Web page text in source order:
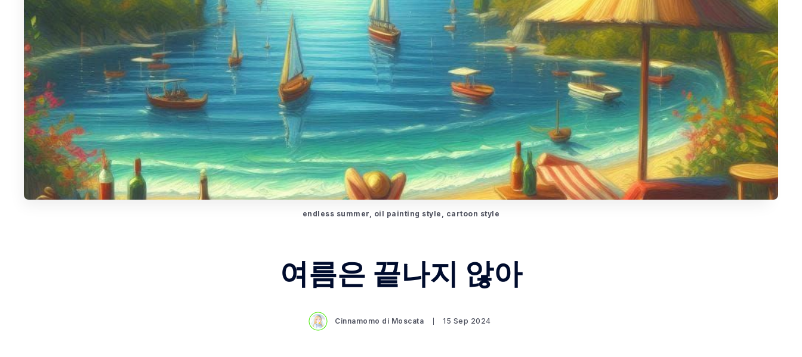
endless summer, oil painting style, cartoon style
여름은 끝나지 않아
Cinnamomo di Moscata 15 Sep 2024